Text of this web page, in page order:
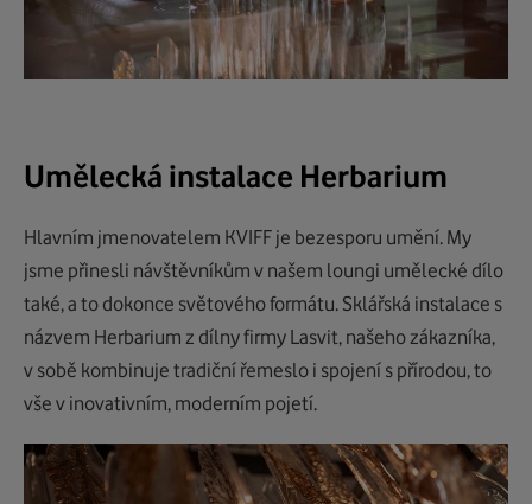
Umělecká instalace Herbarium
Hlavním jmenovatelem KVIFF je bezesporu umění. My
jsme přinesli návštěvníkům v našem loungi umělecké dílo
také, a to dokonce světového formátu. Sklářská instalace s
názvem Herbarium z dílny firmy Lasvit, našeho zákazníka,
v sobě kombinuje tradiční řemeslo i spojení s přírodou, to
vše v inovativním, moderním pojetí.